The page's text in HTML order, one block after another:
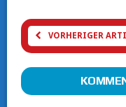
VORHERIGER